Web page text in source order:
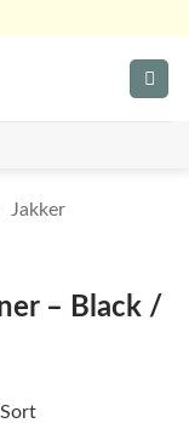
Jakker
– Black /